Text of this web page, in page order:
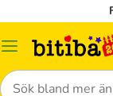
Meny
Sök